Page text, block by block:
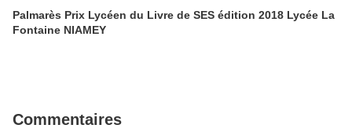
Palmarès Prix Lycéen du Livre de SES édition 2018 Lycée La
Fontaine NIAMEY
Commentaires